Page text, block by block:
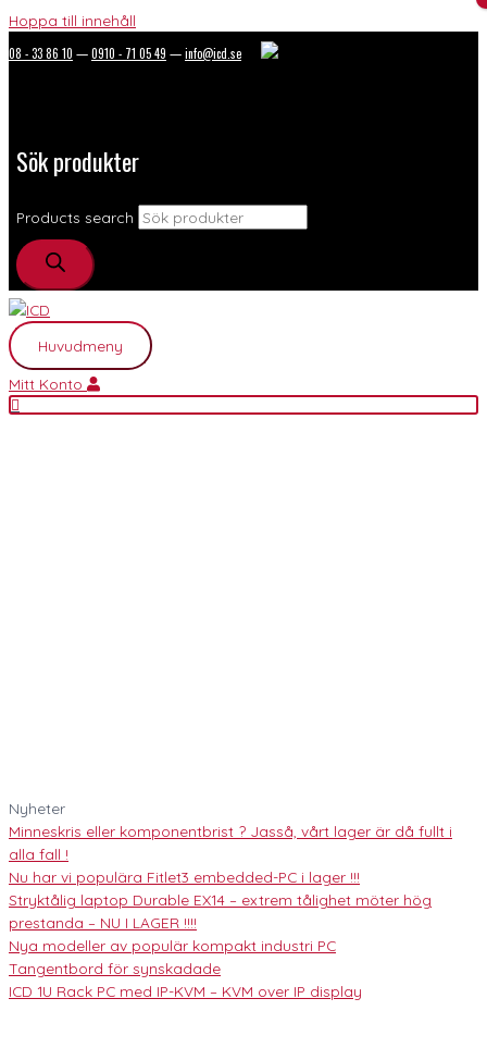
Hoppa till innehåll
08 - 33 86 10 —0910 - 71 05 49 —info@icd.se
Sök produkter
Products search
Huvudmeny
Mitt Konto
Nyheter
Minneskris eller komponentbrist ? Jasså, vårt lager är då fullt i
alla fall !
Nu har vi populära Fitlet3 embedded-PC i lager !!!
Stryktålig laptop Durable EX14 – extrem tålighet möter hög
prestanda – NU I LAGER !!!!
Nya modeller av populär kompakt industri PC
Tangentbord för synskadade
ICD 1U Rack PC med IP-KVM – KVM over IP display